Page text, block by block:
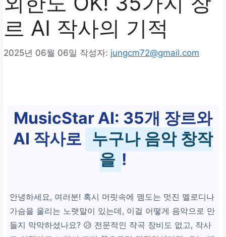
르 AI 작사의 기적
2025년 06월 06일 작성자: jungcm72@gmail.com
MusicStar AI: 35개 장르와
AI 작사로 누구나 음악 창작
을 !
안녕하세요, 여러분! 혹시 머릿속에 맴도는 멋진 멜로디나
가슴을 울리는 노랫말이 있는데, 이걸 어떻게 음악으로 만
들지 막막하셨나요? 😥 전문적인 작곡 장비도 없고, 작사